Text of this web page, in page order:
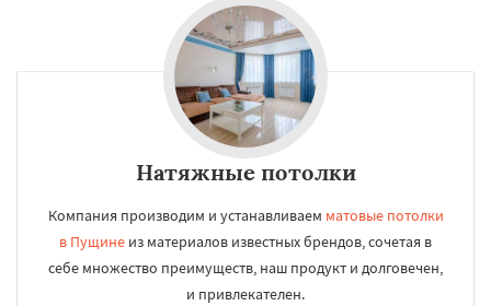
Натяжные потолки
Компания производим и устанавливаем матовые потолки
в Пущине из материалов известных брендов, сочетая в
себе множество преимуществ, наш продукт и долговечен,
и привлекателен.